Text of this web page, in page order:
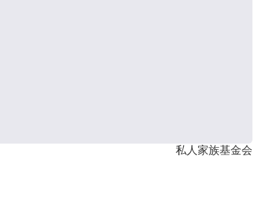
私人家族基金会